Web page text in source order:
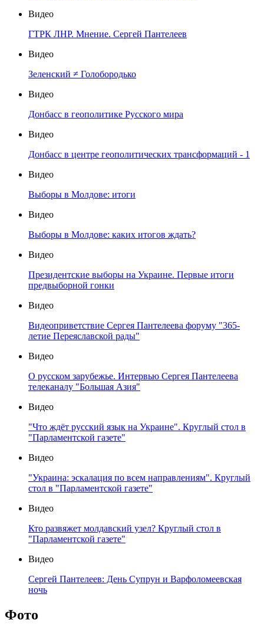
Видео
ГТРК ЛНР. Мнение. Сергей Пантелеев
Видео
Зеленский ≠ Голобородько
Видео
Донбасс в геополитике Русского мира
Видео
Донбасс в центре геополитических трансформаций - 1
Видео
Выборы в Молдове: итоги
Видео
Выборы в Молдове: каких итогов ждать?
Видео
Президентские выборы на Украине. Первые итоги
предвыборной гонки
Видео
Видеоприветствие Сергея Пантелеева форуму "365-
летие Переяславской рады"
Видео
О русском зарубежье. Интервью Сергея Пантелеева
телеканалу "Большая Азия"
Видео
"Что ждёт русский язык на Украине". Круглый стол в
"Парламентской газете"
Видео
"Украина: эскалация по всем направлениям". Круглый
стол в "Парламентской газете"
Видео
Кто развяжет молдавский узел? Круглый стол в
"Парламентской газете"
Видео
Сергей Пантелеев: День Супрун и Варфоломеевская
ночь
Фото